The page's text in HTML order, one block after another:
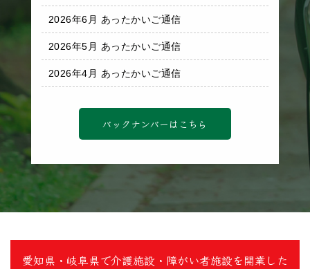
2026年6月 あったかいご通信
2026年5月 あったかいご通信
2026年4月 あったかいご通信
バックナンバーはこちら
愛知県・岐阜県で介護施設・障がい者施設を開業した